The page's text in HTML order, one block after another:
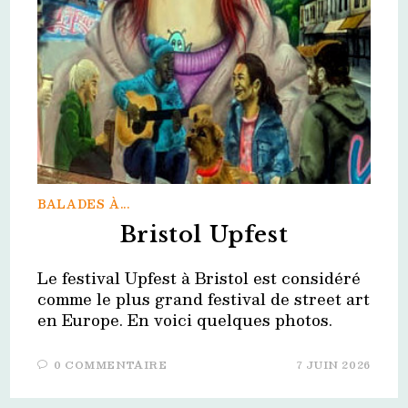
BALADES À...
Bristol Upfest
Le festival Upfest à Bristol est considéré
comme le plus grand festival de street art
en Europe. En voici quelques photos.
0 COMMENTAIRE 7 JUIN 2026